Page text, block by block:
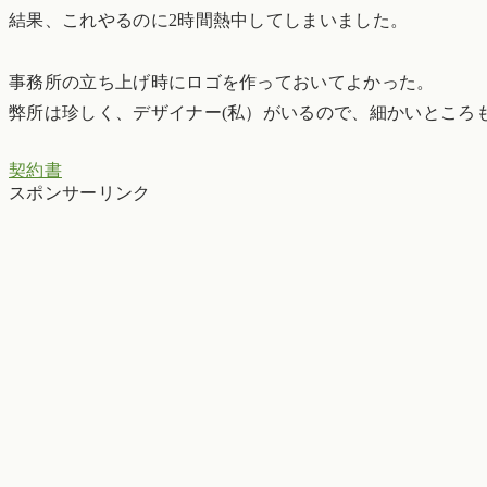
結果、これやるのに2時間熱中してしまいました。
事務所の立ち上げ時にロゴを作っておいてよかった。
弊所は珍しく、デザイナー(私）がいるので、細かいところ
契約書
スポンサーリンク